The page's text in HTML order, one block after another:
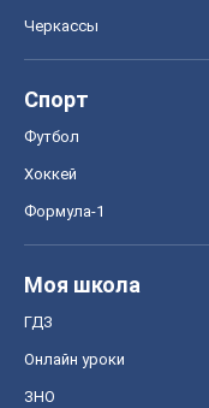
Черкассы
Спорт
Футбол
Хоккей
Формула-1
Моя школа
ГДЗ
Онлайн уроки
ЗНО